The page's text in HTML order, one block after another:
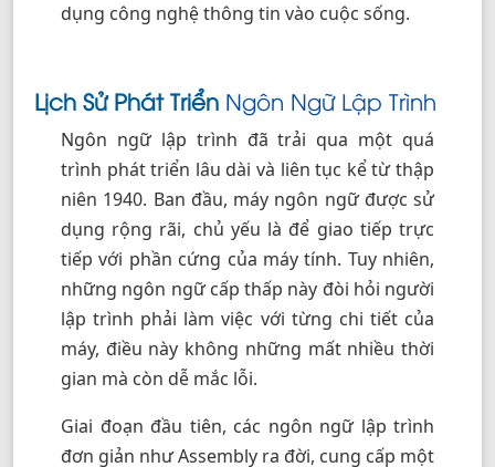
dụng công nghệ thông tin vào cuộc sống.
Lịch Sử Phát Triển Ngôn Ngữ Lập Trình
Ngôn ngữ lập trình đã trải qua một quá
trình phát triển lâu dài và liên tục kể từ thập
niên 1940. Ban đầu, máy ngôn ngữ được sử
dụng rộng rãi, chủ yếu là để giao tiếp trực
tiếp với phần cứng của máy tính. Tuy nhiên,
những ngôn ngữ cấp thấp này đòi hỏi người
lập trình phải làm việc với từng chi tiết của
máy, điều này không những mất nhiều thời
gian mà còn dễ mắc lỗi.
Giai đoạn đầu tiên, các ngôn ngữ lập trình
đơn giản như Assembly ra đời, cung cấp một